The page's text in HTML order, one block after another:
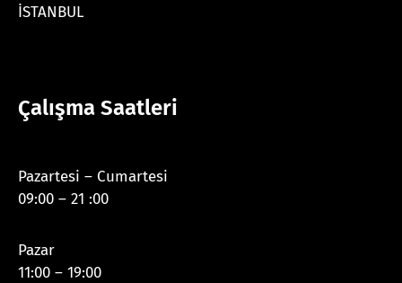
İSTANBUL
Çalışma Saatleri
Pazartesi – Cumartesi
09:00 – 21 :00
Pazar
11:00 – 19:00